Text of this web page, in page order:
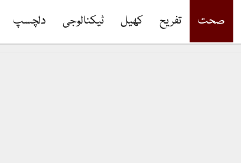
صحت تفریح کھیل ٹیکنالوجی دلچسپ